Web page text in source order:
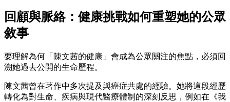
回顧與脈絡：健康挑戰如何重塑她的公眾
敘事
要理解為何「陳文茜的健康」會成為公眾關注的焦點，必須回
溯她過去公開的生命歷程。
陳文茜曾在著作中多次提及與癌症共處的經驗。她將這段經歷
轉化為對生命、疾病與現代醫療體制的深刻反思，例如在《我